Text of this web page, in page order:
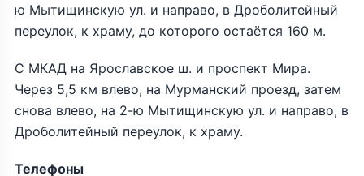
ю Мытищинскую ул. и направо, в Дроболитейный
переулок, к храму, до которого остаётся 160 м.
С МКАД на Ярославское ш. и проспект Мира.
Через 5,5 км влево, на Мурманский проезд, затем
снова влево, на 2-ю Мытищинскую ул. и направо, в
Дроболитейный переулок, к храму.
Телефоны